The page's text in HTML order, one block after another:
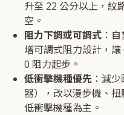
升至 22 公分以上，紋
空。
阻力下調或可調式 ：
增可調式阻力設計，
0 阻力起步。
低衝擊機種優先 ：減
器），改以漫步機、
低衝擊機種為主。